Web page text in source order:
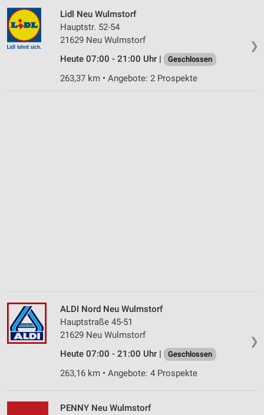
❯
Lidl Neu Wulmstorf
Hauptstr. 52-54
21629 Neu Wulmstorf
Heute 07:00 - 21:00 Uhr |
Geschlossen
263,37 km • Angebote: 2 Prospekte
❯
ALDI Nord Neu Wulmstorf
Hauptstraße 45-51
21629 Neu Wulmstorf
Heute 07:00 - 21:00 Uhr |
Geschlossen
263,16 km • Angebote: 4 Prospekte
PENNY Neu Wulmstorf